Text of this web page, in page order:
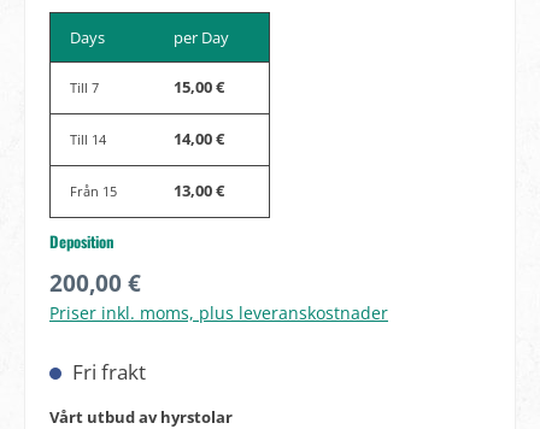
Days per Day
Till 7 15,00 €
Till 14 14,00 €
Från 15 13,00 €
Deposition
Ordinarie pris:
200,00 €
Priser inkl. moms, plus leveranskostnader
Fri frakt
Välj
Vårt utbud av hyrstolar